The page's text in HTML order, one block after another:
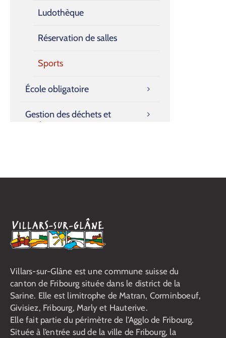
Ludothèque
Réservation de salles
Sports
École obligatoire
Gestion des déchets et
environnement
Mobilité, urbanisme et
Sécurité et protection de la
population
Villars-sur-Glâne est une commune suisse du
canton de Fribourg située dans le district de la
Sarine. Elle est limitrophe de Matran, Corminboeuf,
Givisiez, Fribourg, Marly et Hauterive.
Elle fait partie du périmètre de l’Agglo de Fribourg.
Située à l’entrée sud de la ville de Fribourg, la